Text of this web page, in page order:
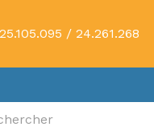
25.105.095 / 24.261.268